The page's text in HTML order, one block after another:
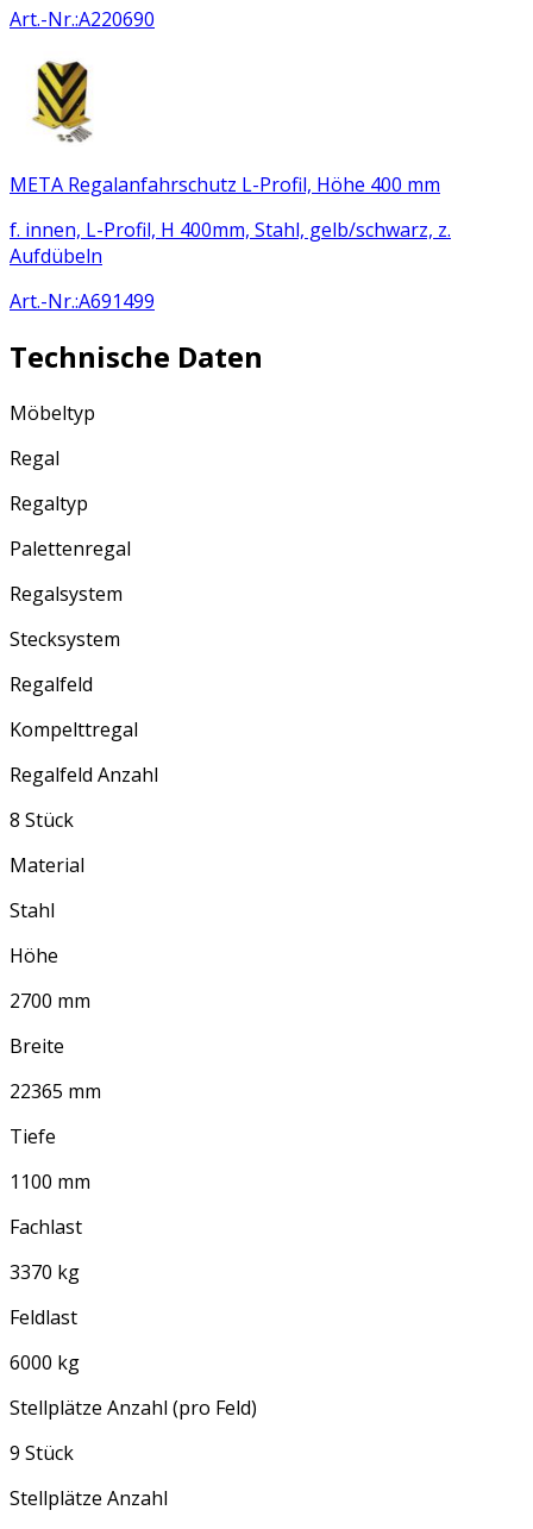
Art.-Nr.:A220690
META Regalanfahrschutz L-Profil, Höhe 400 mm
f. innen, L-Profil, H 400mm, Stahl, gelb/schwarz, z.
Aufdübeln
Art.-Nr.:A691499
Technische Daten
Möbeltyp
Regal
Regaltyp
Palettenregal
Regalsystem
Stecksystem
Regalfeld
Kompelttregal
Regalfeld Anzahl
8 Stück
Material
Stahl
Höhe
2700 mm
Breite
22365 mm
Tiefe
1100 mm
Fachlast
3370 kg
Feldlast
6000 kg
Stellplätze Anzahl (pro Feld)
9 Stück
Stellplätze Anzahl